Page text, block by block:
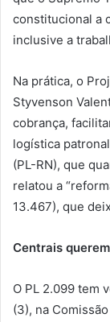
constitucional a
inclusive a
Na prática, o
Styvenson
cobrança,
logística
(PL-RN), que
relatou a
13.467), que
Centrais
O PL 2.099 tem
(3), na